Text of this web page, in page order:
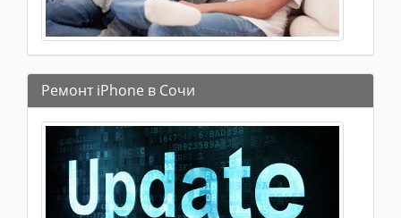
Ремонт iPhone в Сочи